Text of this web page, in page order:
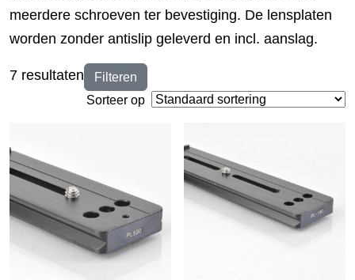
meerdere schroeven ter bevestiging. De lensplaten
worden zonder antislip geleverd en incl. aanslag.
Filteren
7 resultaten
Sorteer op